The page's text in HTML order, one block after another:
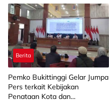
Berita
Pemko Bukittinggi Gelar Jumpa
Pers terkait Kebijakan
Penataan Kota dan